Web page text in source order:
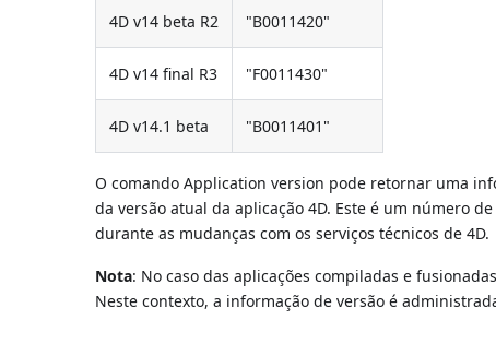
4D v14 beta R2 "B0011420"
4D v14 final R3 "F0011430"
4D v14.1 beta "B0011401"
O comando Application version pode retornar uma
da versão atual da aplicação 4D. Este é um número
durante as mudanças com os serviços técnicos de 4D.
Nota: No caso das aplicações compiladas e
Neste contexto, a informação de versão é